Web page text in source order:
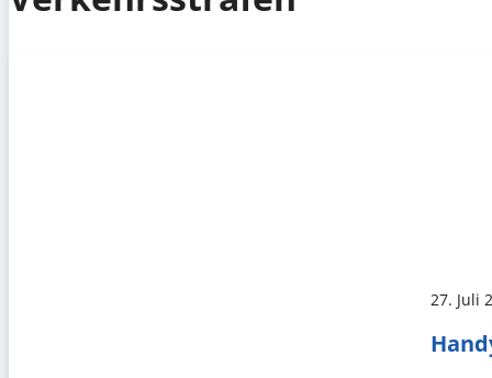
27. Juli